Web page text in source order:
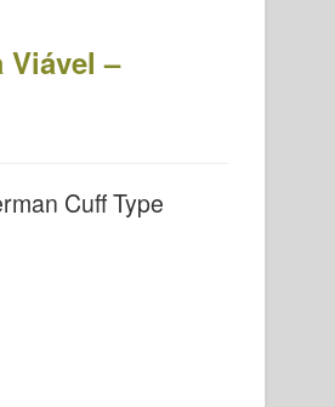
Viável –
Cuff Type